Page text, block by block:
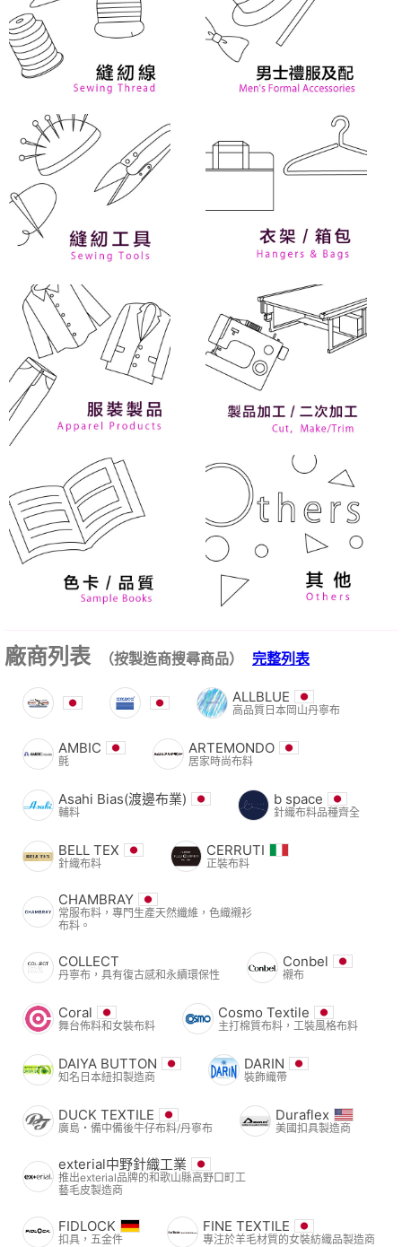
廠商列表 （按製造商搜尋商品） 完整列表
ALLBLUE
高品質日本岡山丹寧布
AMBIC
氈
ARTEMONDO
居家時尚布料
Asahi Bias(渡邊布業)
輔料
b space
針織布料品種齊全
BELL TEX
針織布料
CERRUTI
正裝布料
CHAMBRAY
常服布料，專門生產天然纖維，色織襯衫
布料。
COLLECT
丹寧布，具有復古感和永續環保性
Conbel
襯布
Coral
舞台佈料和女裝布料
Cosmo Textile
主打棉質布料，工裝風格布料
DAIYA BUTTON
知名日本紐扣製造商
DARIN
裝飾織帶
DUCK TEXTILE
廣島・備中備後牛仔布料/丹寧布
Duraflex
美國扣具製造商
exterial中野針織工業
推出exterial品牌的和歌山縣高野口町工
藝毛皮製造商
FIDLOCK
扣具，五金件
FINE TEXTILE
專注於羊毛材質的女裝紡織品製造商